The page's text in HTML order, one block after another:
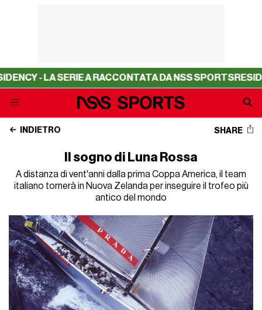
A RACCONTATA DA NSS SPORTSRESIDENCY - LA
INDIETRO SHARE
Il sogno di Luna Rossa
A distanza di vent'anni dalla prima Coppa America, il team
italiano tornerà in Nuova Zelanda per inseguire il trofeo più
antico del mondo